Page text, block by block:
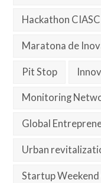
Hackathon
Maratona de
Pit Stop
Monitoring
Global
Urban
Startup